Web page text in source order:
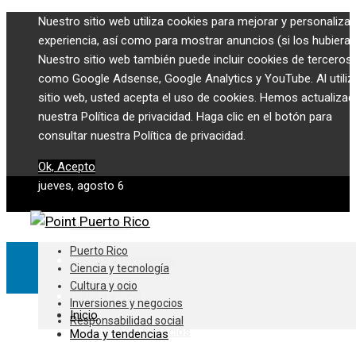
Nuestro sitio web utiliza cookies para mejorar y
experiencia, así como para mostrar anuncios (si los hubiera).
Nuestro sitio web también puede incluir cookies de terceros,
como Google Adsense, Google Analytics y YouTube. Al
sitio web, usted acepta el uso de cookies. Hemos
nuestra Política de privacidad. Haga clic en el botón para
consultar nuestra Política de privacidad.
Ok, Acepto
jueves, agosto 6
Puerto Rico
Ciencia y tecnología
Cultura y ocio
Inversiones y negocios
Puerto Rico
Ciencia y tecnología
Cultura y ocio
Inversiones y negocios
Responsabilidad social
Inicio
Moda y tendencias